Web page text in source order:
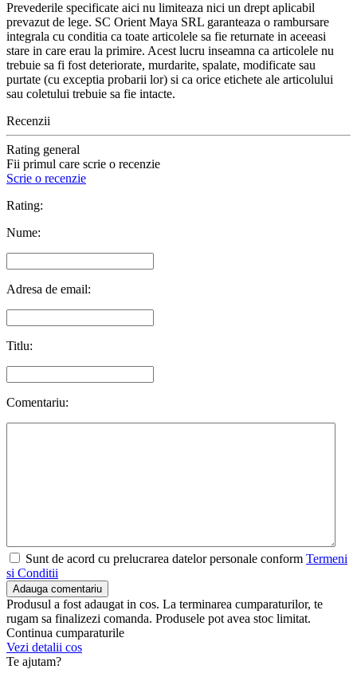
Prevederile specificate aici nu limiteaza nici un drept aplicabil
prevazut de lege. SC Orient Maya SRL garanteaza o rambursare
integrala cu conditia ca toate articolele sa fie returnate in aceeasi
stare in care erau la primire. Acest lucru inseamna ca articolele nu
trebuie sa fi fost deteriorate, murdarite, spalate, modificate sau
purtate (cu exceptia probarii lor) si ca orice etichete ale articolului
sau coletului trebuie sa fie intacte.
Recenzii
Rating general
Fii primul care scrie o recenzie
Scrie o recenzie
Rating:
Nume:
Adresa de email:
Titlu:
Comentariu:
Sunt de acord cu prelucrarea datelor personale conform Termeni
si Conditii
Adauga comentariu
Produsul a fost adaugat in cos. La terminarea cumparaturilor, te
rugam sa finalizezi comanda. Produsele pot avea stoc limitat.
Continua cumparaturile
Vezi detalii cos
Te ajutam?